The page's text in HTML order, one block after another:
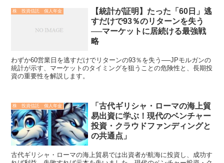
株 投資信託 個人年金
【統計が証明】たった「60日」逃
すだけで93％のリターンを失う
──マーケットに居続ける最強戦
略
わずか60営業日を逃すだけでリターンの93％を失う──JPモルガンの
統計が示す、マーケットのタイミングを狙うことの危険性と、長期投
資の重要性を解説します。
株 投資信託 個人年金
「古代ギリシャ・ローマの海上貿
易出資に学ぶ！現代のベンチャー
投資・クラウドファンディングと
の共通点」
古代ギリシャ・ローマの海上貿易では出資者が航海に投資し、成功す